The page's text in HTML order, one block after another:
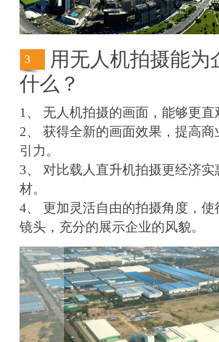
3
用无人机拍摄能
什么？
1、 无人机拍摄的画面，能够更
2、 获得全新的画面效果，提高
引力。
3、 对比载人直升机拍摄更经济
材。
4、 更加灵活自由的拍摄角度，
镜头，充分的展示企业的风貌。